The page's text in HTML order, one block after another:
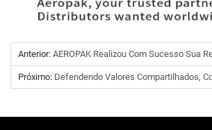
Anterior: AEROPAK Realizou Com Sucesso Sua Reunião De Análise De Negócios Do 2º Trimestre, Impulsionando O
Próximo: Defendendo Valores Compartilhados, Construindo